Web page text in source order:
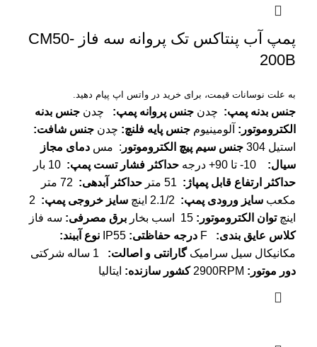
پمپ آب پنتاکس تک پروانه سه فاز CM50-
200B
به علت نوسانات قیمت، برای خرید در واتس اپ پیام دهید.
جنس بدنه پمپ: چدن جنس پروانه پمپ: چدن جنس بدنه
الکتروموتور : آلومینیوم جنس پایه فلنچ: چدن جنس شافت:
استیل 304
جنس سیم پیچ الکتروموتور : مس دمای مجاز
سیال: حداکثر فشار تست پمپ:
حداکثر ارتفاع قابل پمپاژ : حداکثر آبدهی:
72 متر
مکعب سایز ورودی پمپ: سایز خروجی پمپ:
2
اینچتوان الکتروموتور : برق مصرفی: سه فاز
کلاس عایق بندی: درجه حفاظتی: نوع آببند:
مکانیکال سیل سرامیکگارانتی و اصالت:
دور موتور : کشور سازنده: ایتالیا